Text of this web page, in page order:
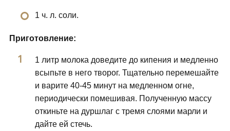
1 ч. л. соли.
Приготовление:
1 литр молока доведите до кипения и медленно
всыпьте в него творог. Тщательно перемешайте
и варите 40-45 минут на медленном огне,
периодически помешивая. Полученную массу
откиньте на дуршлаг с тремя слоями марли и
дайте ей стечь.